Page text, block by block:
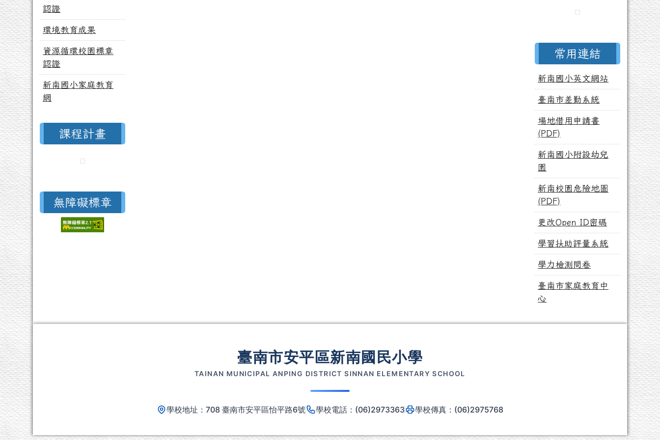
認證
環境教育成果
資源循環校園標章
認證
新南國小家庭教育
網
課程計畫
無障礙標章
常用連結
新南國小英文網站
臺南市差勤系統
場地借用申請書
(PDF)
新南國小附設幼兒
園
新南校園危險地圖
(PDF)
更改Open ID密碼
學習扶助評量系統
學力檢測問卷
臺南市家庭教育中
心
臺南市安平區新南國民小學
TAINAN MUNICIPAL ANPING DISTRICT SINNAN ELEMENTARY SCHOOL
學校地址：708 臺南市安平區怡平路6號 學校電話：(06)2973363 學校傳真：(06)2975768